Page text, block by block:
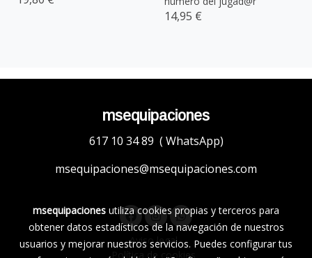
14,95 €
msequipaciones
617 10 34 89 ( WhatsApp)
msequipaciones@msequipaciones.com
Aviso legal
Política de cookies
msequipaciones utiliza cookies propias y terceros para
obtener datos estadísticos de la navegación de nuestros
usuarios y mejorar nuestros servicios. Puedes configurar tus